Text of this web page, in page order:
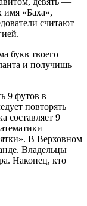
имя «Баха»,
считают
букв твоего
и получишь
9 футов в
повторять
составляет 9
В Верховном
Владельцы
Наконец, кто